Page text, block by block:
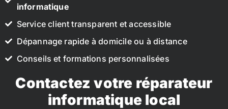
informatique
Service client transparent et accessible
Dépannage rapide à domicile ou à distance
Conseils et formations personnalisées
Contactez votre réparateur
informatique local